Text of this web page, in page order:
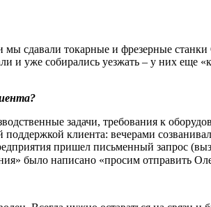
сдавали токарные и фрезерные станки
и уже собирались уезжать – у них еще
задачи, требования к
клиента: вечерами
пришел письменный запрос
было написано «просим отправить